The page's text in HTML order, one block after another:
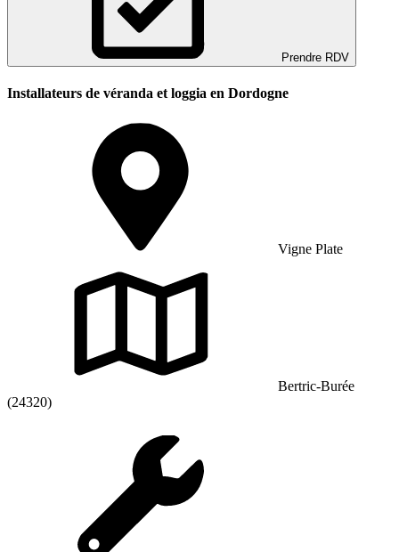
Prendre RDV
Installateurs de véranda et loggia en Dordogne
Vigne Plate
Bertric-Burée
(24320)